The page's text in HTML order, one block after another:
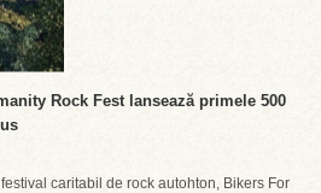
Rock Fest lansează primele 500
caritabil de rock autohton, Bikers For